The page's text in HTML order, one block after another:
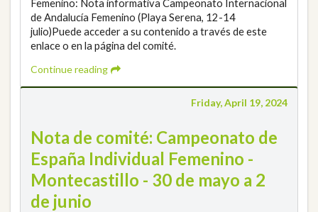
de Andalucía Femenino (Playa Serena, 12-14
julio)Puede acceder a su contenido a través de este
enlace o en la página del comité.
Continue reading
Friday, April 19, 2024
Nota de comité: Campeonato de
España Individual Femenino -
Montecastillo - 30 de mayo a 2
de junio